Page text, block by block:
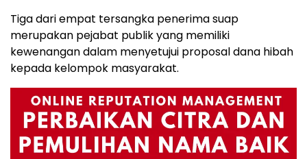
Tiga dari empat tersangka penerima suap
merupakan pejabat publik yang memiliki
kewenangan dalam menyetujui proposal dana hibah
kepada kelompok masyarakat.